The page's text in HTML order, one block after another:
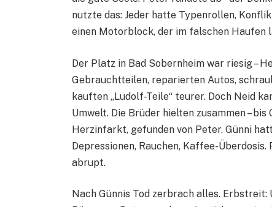
nutzte das: Jeder hatte Typenrollen,
einen Motorblock, der im falschen Haufen
Der Platz in Bad Sobernheim war riesig –
Gebrauchtteilen, reparierten Autos,
kauften „Ludolf-Teile“ teurer. Doch Neid
Umwelt. Die Brüder hielten zusammen – bis
Herzinfarkt, gefunden von Peter. Günni
Depressionen, Rauchen, Kaffee-
abrupt.
Nach Günnis Tod zerbrach alles.